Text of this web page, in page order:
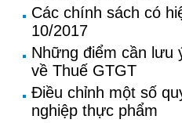
Các chính sách có
10/2017
Những điểm cần lưu
về Thuế GTGT
Điều chỉnh một số
nghiệp thực phẩm